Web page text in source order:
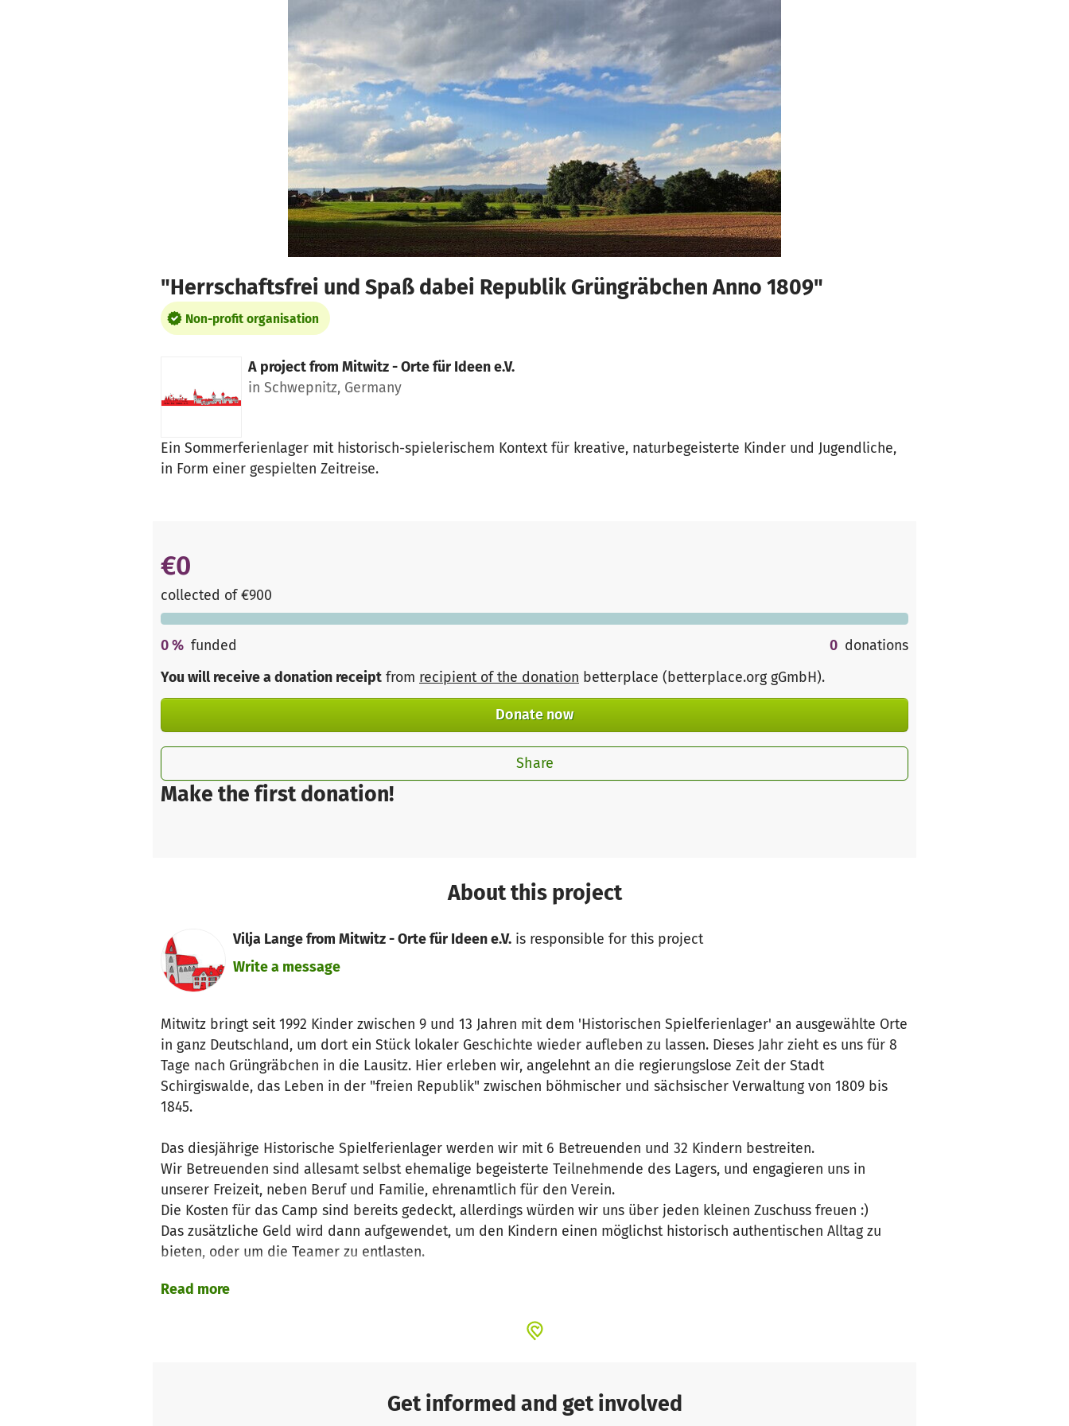
"Herrschaftsfrei und Spaß dabei Republik Grüngräbchen Anno 1809"
Non-profit organisation
A project from Mitwitz - Orte für Ideen e.V.
in Schwepnitz, Germany
Ein Sommerferienlager mit historisch-spielerischem Kontext für kreative, naturbegeisterte Kinder und Jugendliche,
in Form einer gespielten Zeitreise.
Make the first donation!
€0
collected of €900
0% funded 0 donations
You will receive a donation receipt from recipient of the donation betterplace (betterplace.org gGmbH).
Donate now
Share
About this project
Vilja Lange from Mitwitz - Orte für Ideen e.V.is responsible for this project
Write a message
Mitwitz bringt seit 1992 Kinder zwischen 9 und 13 Jahren mit dem 'Historischen Spielferienlager' an ausgewählte Orte
in ganz Deutschland, um dort ein Stück lokaler Geschichte wieder aufleben zu lassen. Dieses Jahr zieht es uns für 8
Tage nach Grüngräbchen in die Lausitz. Hier erleben wir, angelehnt an die regierungslose Zeit der Stadt
Schirgiswalde, das Leben in der "freien Republik" zwischen böhmischer und sächsischer Verwaltung von 1809 bis
1845.
Das diesjährige Historische Spielferienlager werden wir mit 6 Betreuenden und 32 Kindern bestreiten.
Wir Betreuenden sind allesamt selbst ehemalige begeisterte Teilnehmende des Lagers, und engagieren uns in
unserer Freizeit, neben Beruf und Familie, ehrenamtlich für den Verein.
Die Kosten für das Camp sind bereits gedeckt, allerdings würden wir uns über jeden kleinen Zuschuss freuen :)
Das zusätzliche Geld wird dann aufgewendet, um den Kindern einen möglichst historisch authentischen Alltag zu
bieten, oder um die Teamer zu entlasten.
Unser außergewöhnliches Konzept wird auf unserer Homepage www.mitwitz.org näher beschrieben, hier finden Sie
europäische Geschichte zu erleben und lebenslange Freundschaften zu knüpfen.
Read more
Get informed and get involved